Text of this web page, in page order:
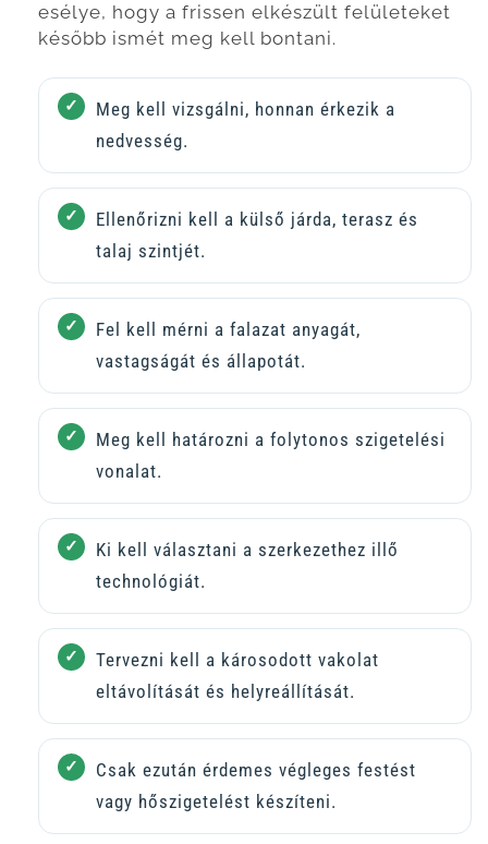
esélye, hogy a frissen elkészült felületeket
később ismét meg kell bontani.
Meg kell vizsgálni, honnan érkezik a
nedvesség.
Ellenőrizni kell a külső járda, terasz és
talaj szintjét.
Fel kell mérni a falazat anyagát,
vastagságát és állapotát.
Meg kell határozni a folytonos szigetelési
vonalat.
Ki kell választani a szerkezethez illő
technológiát.
Tervezni kell a károsodott vakolat
eltávolítását és helyreállítását.
Csak ezután érdemes végleges festést
vagy hőszigetelést készíteni.